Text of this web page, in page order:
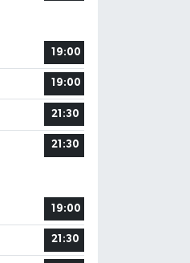
19:00
19:00
21:30
21:30
19:00
21:30